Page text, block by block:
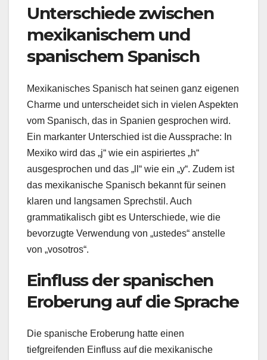
Unterschiede zwischen
mexikanischem und
spanischem Spanisch
Mexikanisches Spanisch hat seinen ganz eigenen
Charme und unterscheidet sich in vielen Aspekten
vom Spanisch, das in Spanien gesprochen wird.
Ein markanter Unterschied ist die Aussprache: In
Mexiko wird das „j“ wie ein aspiriertes „h“
ausgesprochen und das „ll“ wie ein „y“. Zudem ist
das mexikanische Spanisch bekannt für seinen
klaren und langsamen Sprechstil. Auch
grammatikalisch gibt es Unterschiede, wie die
bevorzugte Verwendung von „ustedes“ anstelle
von „vosotros“.
Einfluss der spanischen
Eroberung auf die Sprache
Die spanische Eroberung hatte einen
tiefgreifenden Einfluss auf die mexikanische